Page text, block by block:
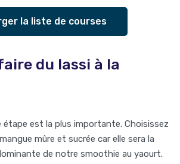
la liste de courses
du lassi à la
étape est la plus importante. Choisissez
mûre et sucrée car elle sera la
de notre smoothie au yaourt.